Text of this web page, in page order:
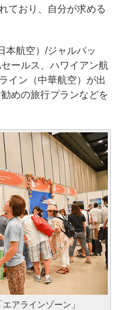
ており、自分が求める
航空）/ジャルパッ
ールス、ハワイアン航
イン（中華航空）が出
めの旅行プランなどを
アラインゾーン」